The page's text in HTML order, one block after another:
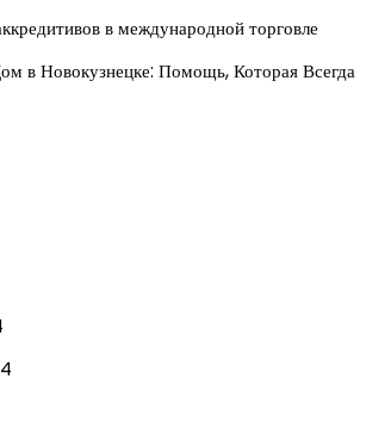
в международной торговле
в Новокузнецке: Помощь, Которая Всегда